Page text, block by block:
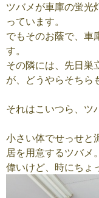
ツバメが車庫の蛍光
っています。
でもそのお蔭で、車
す。
その隣には、先日巣
が、どうやらそちら
それはこいつら、ツ
小さい体でせっせと
居を用意するツバメ。
偉いけど、時にちょ